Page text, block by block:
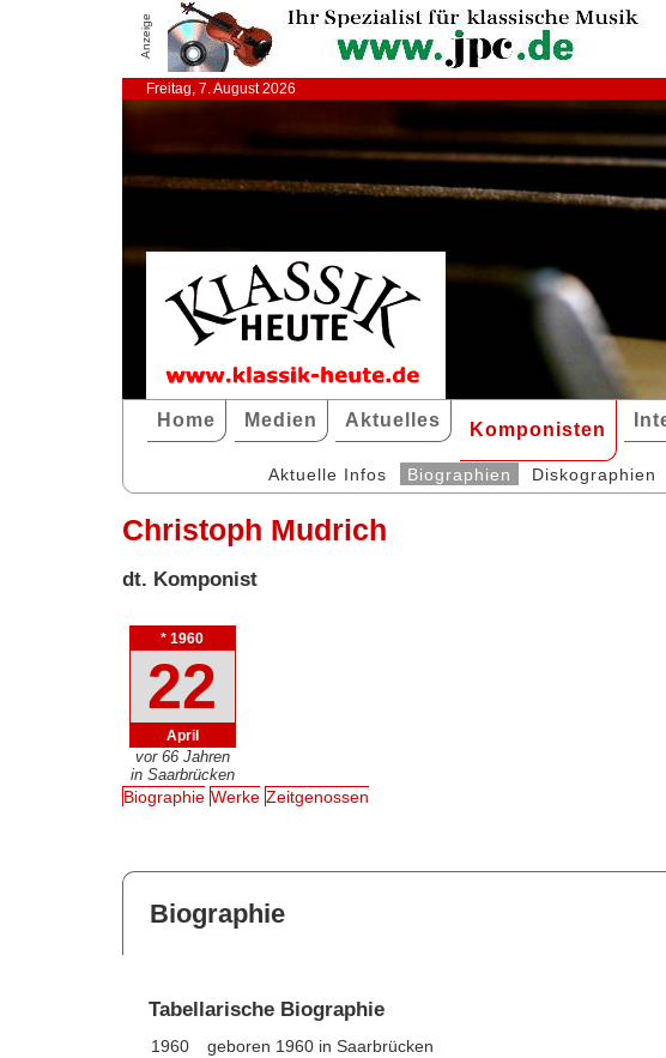
Anzeige
Freitag, 7. August 2026
Home Medien Aktuelles Komponisten
Aktuelle Infos Biographien Diskographien
Christoph Mudrich
dt. Komponist
* 1960
22
April
vor 66 Jahren
in Saarbrücken
Biographie Werke Zeitgenossen
Biographie
Tabellarische Biographie
1960
geboren 1960 in Saarbrücken